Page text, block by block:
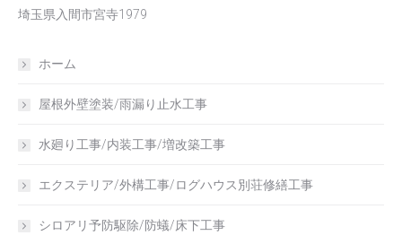
埼玉県入間市宮寺1979
ホーム
屋根外壁塗装/雨漏り止水工事
水廻り工事/内装工事/増改築工事
エクステリア/外構工事/ログハウス別荘修繕工事
シロアリ予防駆除/防蟻/床下工事